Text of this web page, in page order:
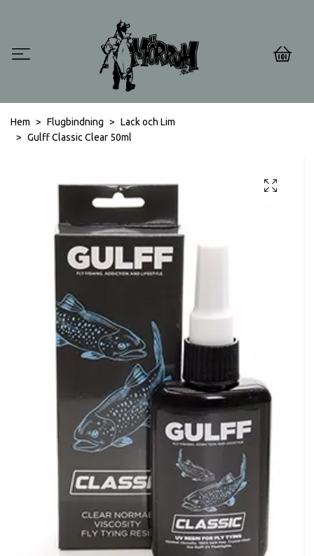
0
Hem Flugbindning
Lack och Lim
Gulff Classic Clear 50ml